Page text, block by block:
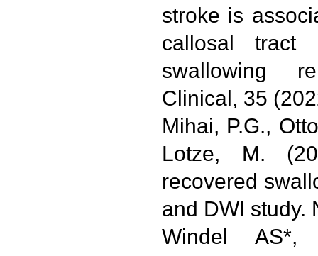
stroke is
callosal tract
swallowing
Clinical, 35
Mihai, P.G.,
Lotze, M.
recovered
and DWI study.
Windel